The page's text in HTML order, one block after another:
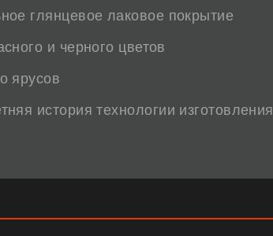
глянцевое лаковое покрытие
и черного цветов
ярусов
история технологии изготовления